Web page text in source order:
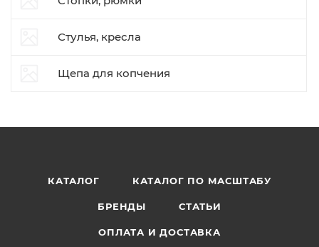
Стулья, кресла
Щепа для копчения
КАТАЛОГ КАТАЛОГ ПО МАСШТАБУ
БРЕНДЫ СТАТЬИ
ОПЛАТА И ДОСТАВКА